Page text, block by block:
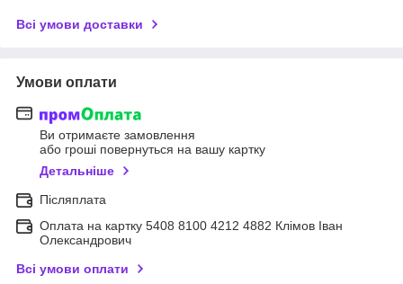
Всі умови доставки
Умови оплати
Ви отримаєте замовлення
або гроші повернуться на вашу картку
Детальніше
Післяплата
Оплата на картку 5408 8100 4212 4882 Клімов Іван
Олександрович
Всі умови оплати